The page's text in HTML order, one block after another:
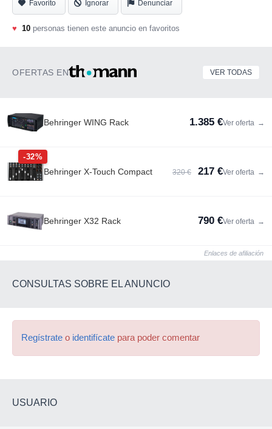
Favorito Ignorar Denunciar
♥ 10 personas tienen este anuncio en favoritos
OFERTAS EN VER TODAS
Behringer WING Rack 1.385 €Ver oferta →
-32%
Behringer X-Touch Compact 320 € 217 €Ver oferta →
Behringer X32 Rack 790 €Ver oferta →
Enlaces de afiliación
CONSULTAS SOBRE EL ANUNCIO
Regístrate o identifícate para poder comentar
USUARIO